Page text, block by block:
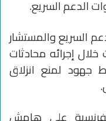
الدعم السريع.
السريع والمستشار
إجرائه محادثات
لمنع انزلاق